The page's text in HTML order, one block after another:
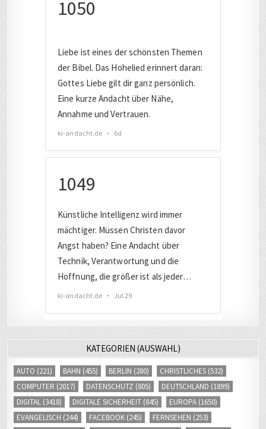
AUTO(221) BAHN(455) BERLIN(280) CHRISTLICHES(532)
COMPUTER
(2017) DATENSCHUTZ (805) DEUTSCHLAND(1899)
DIGITAL (3418) DIGITALE SICHERHEIT(845) EUROPA(1650)
EVANGELISCH (244) FACEBOOK(245) FERNSEHEN(253)
FERNVERKEHR(242) FLUCHT / MIGRATION(239) FOTOS